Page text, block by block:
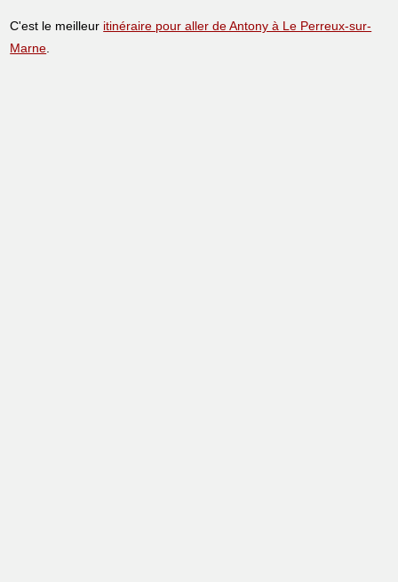
C'est le meilleur itinéraire pour aller de Antony à Le Perreux-sur-
Marne.